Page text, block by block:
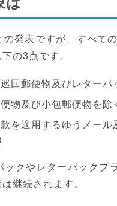
発表ですが、すべて
の3点です。
回郵便物及びレター
物及び小包郵便物を
を適用するゆうメー
ックやレターパックプ
継続されます。